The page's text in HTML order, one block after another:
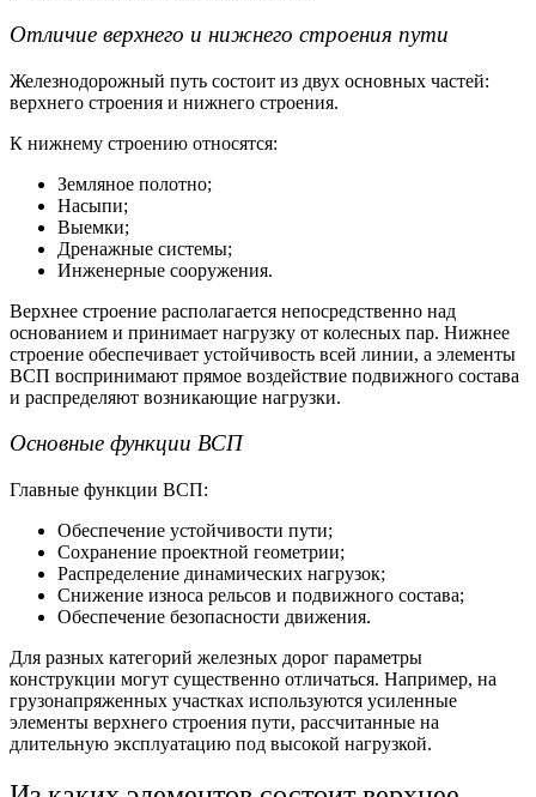
Отличие верхнего и нижнего строения пути
Железнодорожный путь состоит из двух основных частей:
верхнего строения и нижнего строения.
К нижнему строению относятся:
Земляное полотно;
Насыпи;
Выемки;
Дренажные системы;
Инженерные сооружения.
Верхнее строение располагается непосредственно над
основанием и принимает нагрузку от колесных пар. Нижнее
строение обеспечивает устойчивость всей линии, а элементы
ВСП воспринимают прямое воздействие подвижного состава
и распределяют возникающие нагрузки.
Основные функции ВСП
Главные функции ВСП:
Обеспечение устойчивости пути;
Сохранение проектной геометрии;
Распределение динамических нагрузок;
Снижение износа рельсов и подвижного состава;
Обеспечение безопасности движения.
Для разных категорий железных дорог параметры
конструкции могут существенно отличаться. Например, на
грузонапряженных участках используются усиленные
элементы верхнего строения пути, рассчитанные на
длительную эксплуатацию под высокой нагрузкой.